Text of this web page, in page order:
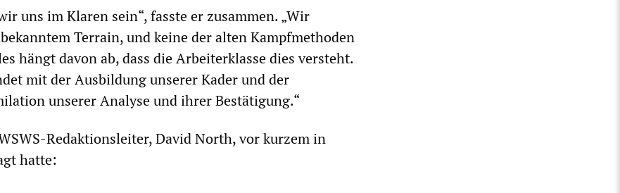
uns im Klaren sein“, fasste er zusammen. „Wir
Terrain, und keine der alten Kampfmethoden
hängt davon ab, dass die Arbeiterklasse dies versteht.
mit der Ausbildung unserer Kader und der
unserer Analyse und ihrer Bestätigung.“
Redaktionsleiter, David North, vor kurzem in
hatte: